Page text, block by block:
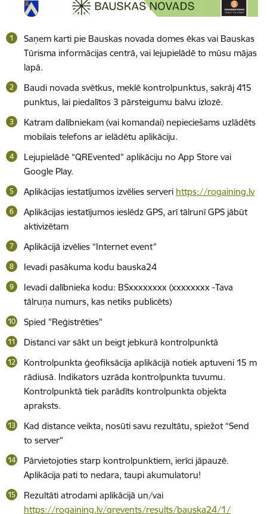
Saņem karti pie Bauskas novada domes ēkas vai Bauskas
Tūrisma informācijas centrā, vai lejupielādē to mūsu mājas
lapā.
Baudi novada svētkus, meklē kontrolpunktus, sakrāj 415
punktus, lai piedalītos 3 pārsteigumu balvu izlozē.
Katram dalībniekam (vai komandai) nepieciešams uzlādēts
mobilais telefons ar ielādētu aplikāciju.
Lejupielādē “QREvented” aplikāciju no App Store vai
Google Play.
Aplikācijas iestatījumos izvēlies serveri https://rogaining.lv
Aplikācijas iestatījumos ieslēdz GPS, arī tālrunī GPS jābūt
aktivizētam
Aplikācijā izvēlies “Internet event”
Ievadi pasākuma kodu bauska24
Ievadi dalībnieka kodu: BSxxxxxxxx (xxxxxxxx -Tava
tālruņa numurs, kas netiks publicēts)
Spied "Reģistrēties"
Distanci var sākt un beigt jebkurā kontrolpunktā
Kontrolpunkta ģeofiksācija aplikācijā notiek aptuveni 15 m
rādiusā. Indikators uzrāda kontrolpunkta tuvumu.
Kontrolpunktā tiek parādīts kontrolpunkta objekta
apraksts.
Kad distance veikta, nosūti savu rezultātu, spiežot “Send
to server”
Pārvietojoties starp kontrolpunktiem, ierīci jāpauzē.
Aplikācija pati to nedara, taupi akumulatoru!
Rezultāti atrodami aplikācijā un/vai
https://rogaining.lv/qrevents/results/bauska24/1/